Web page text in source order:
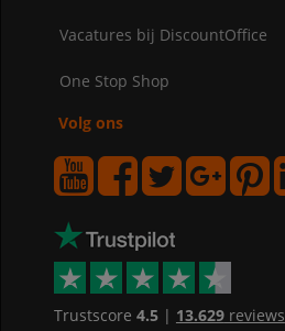
Vacatures bij DiscountOffice
One Stop Shop
Volg ons
Trustscore 4.5| 13.629reviews